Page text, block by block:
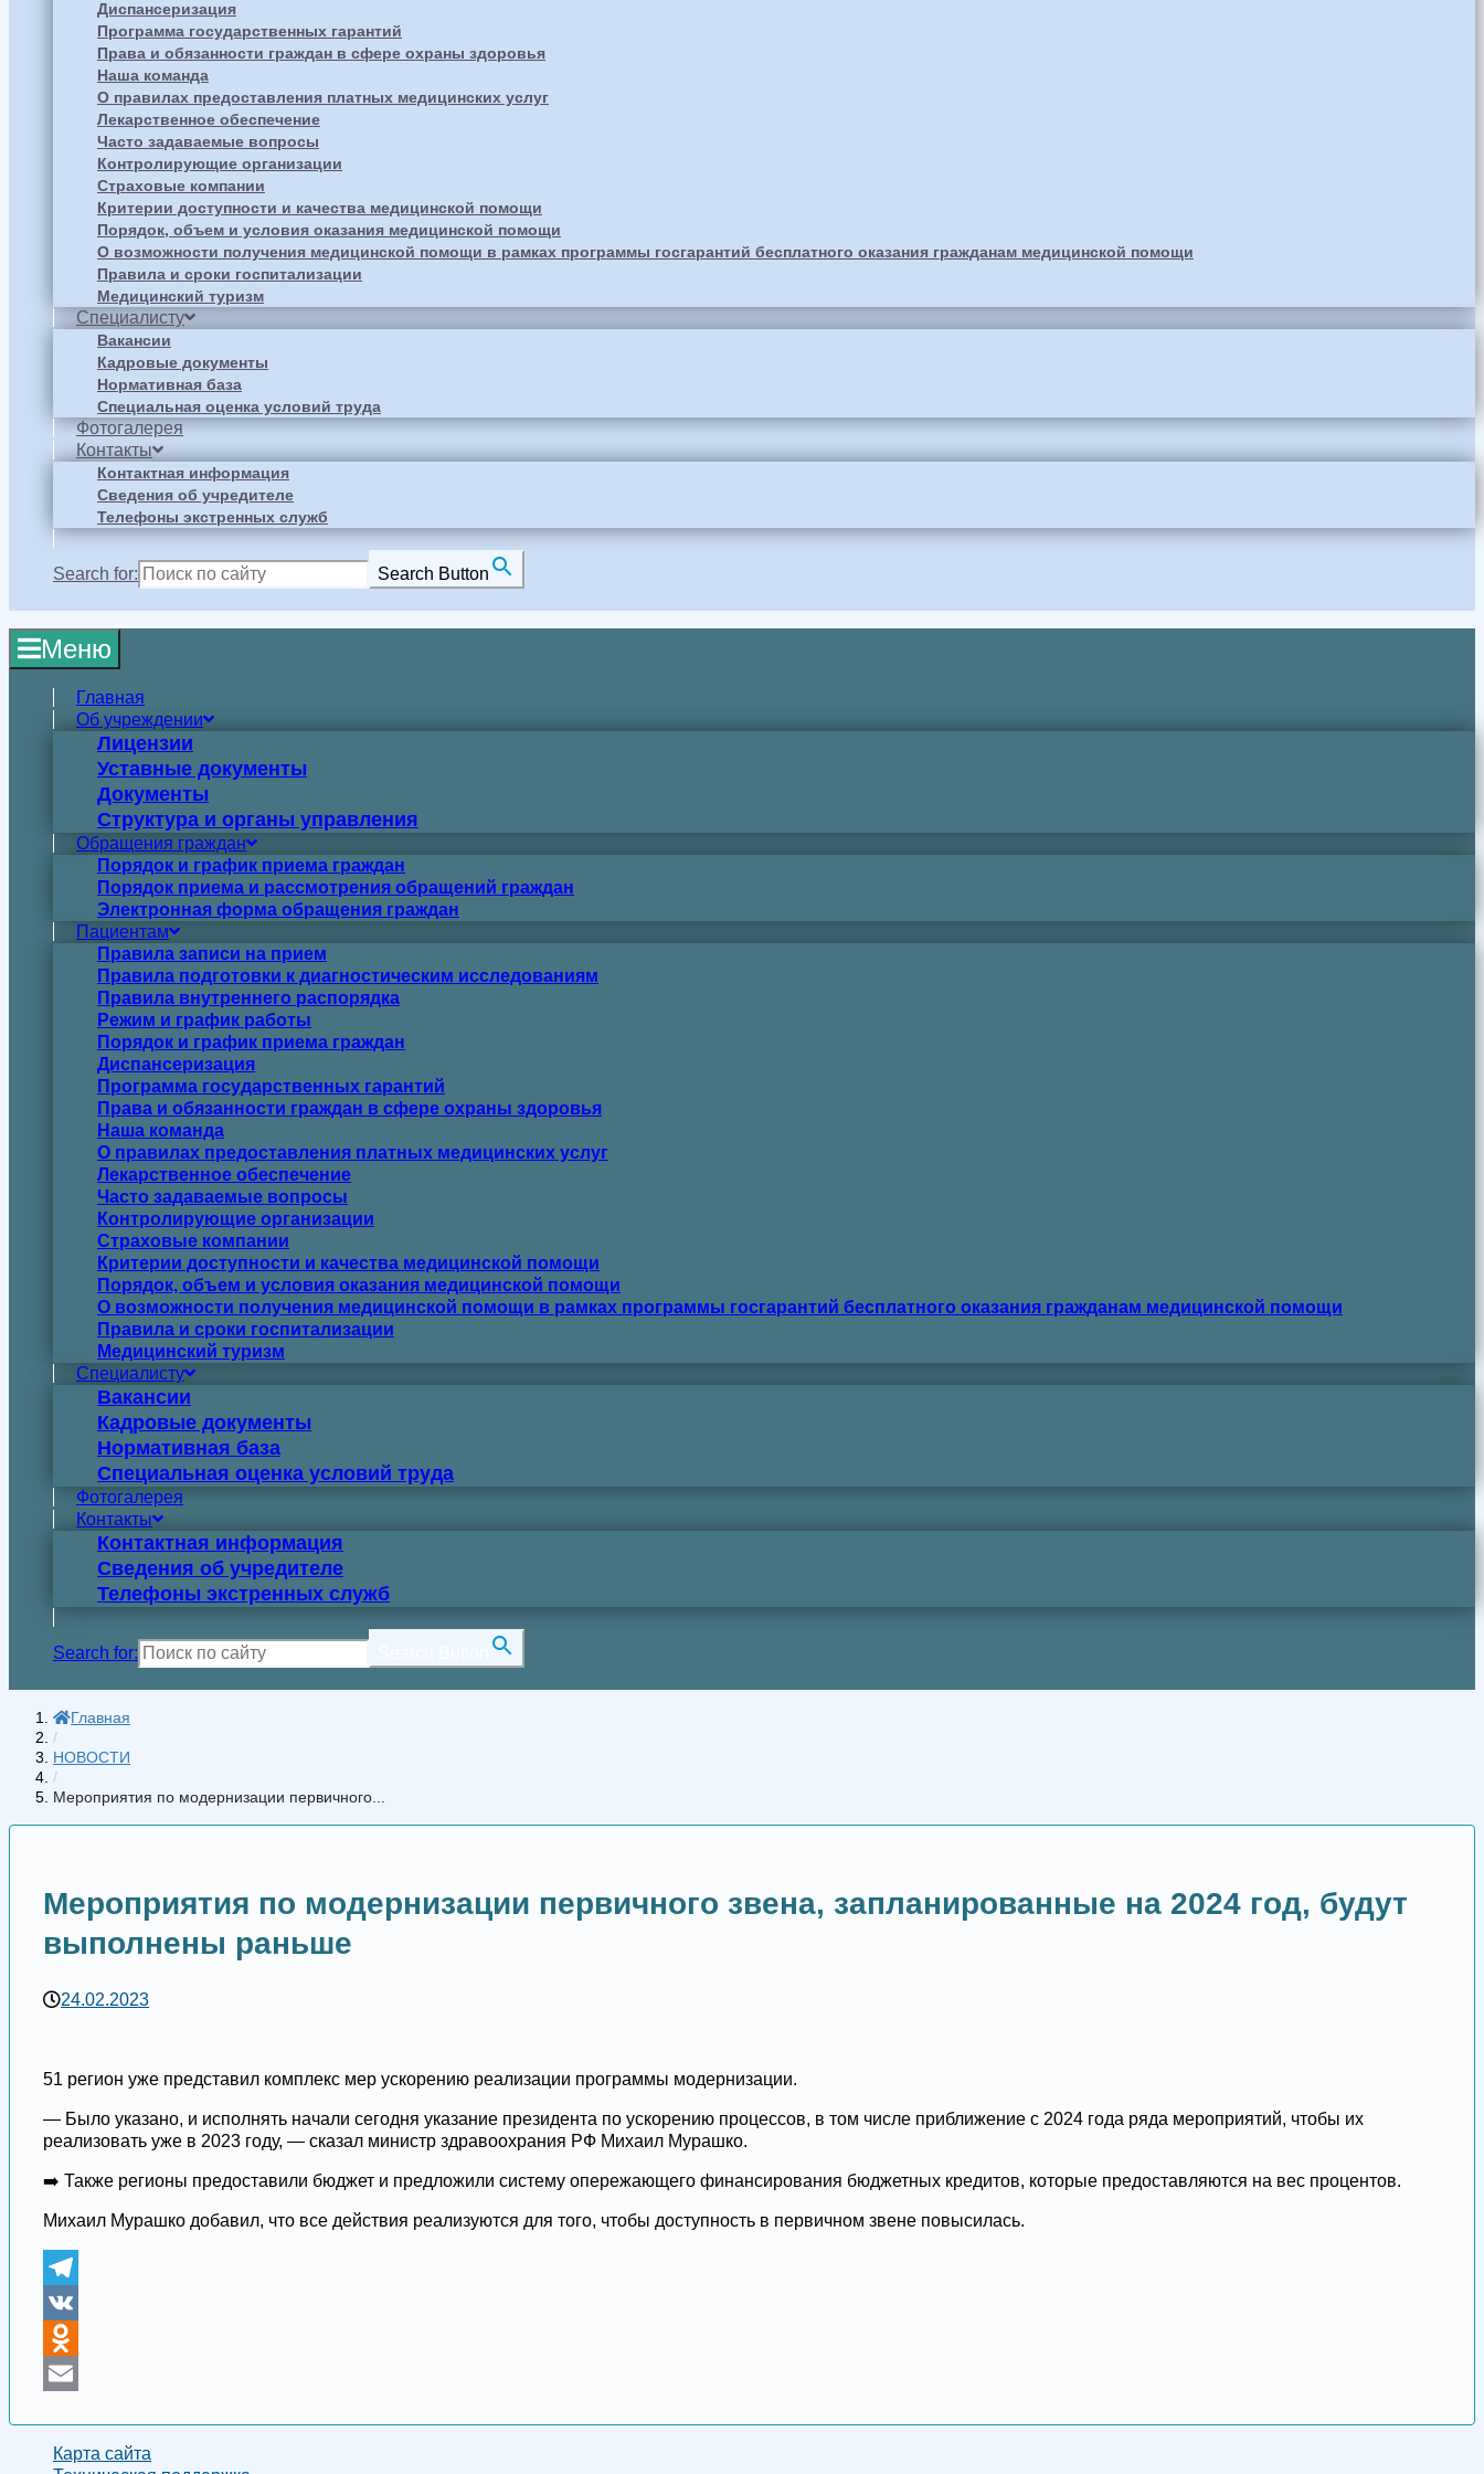
Диспансеризация
Программа государственных гарантий
Права и обязанности граждан в сфере охраны здоровья
Наша команда
О правилах предоставления платных медицинских услуг
Лекарственное обеспечение
Часто задаваемые вопросы
Контролирующие организации
Страховые компании
Критерии доступности и качества медицинской помощи
Порядок, объем и условия оказания медицинской помощи
О возможности получения медицинской помощи в рамках программы госгарантий бесплатного оказания гражданам медицинской помощи
Правила и сроки госпитализации
Медицинский туризм
Специалисту
Вакансии
Кадровые документы
Нормативная база
Специальная оценка условий труда
Фотогалерея
Контакты
Контактная информация
Сведения об учредителе
Телефоны экстренных служб
Search for: Search Button
Меню
Главная
Об учреждении
Лицензии
Уставные документы
Документы
Структура и органы управления
Обращения граждан
Порядок и график приема граждан
Порядок приема и рассмотрения обращений граждан
Электронная форма обращения граждан
Пациентам
Правила записи на прием
Правила подготовки к диагностическим исследованиям
Правила внутреннего распорядка
Режим и график работы
Порядок и график приема граждан
Диспансеризация
Программа государственных гарантий
Права и обязанности граждан в сфере охраны здоровья
Наша команда
О правилах предоставления платных медицинских услуг
Лекарственное обеспечение
Часто задаваемые вопросы
Контролирующие организации
Страховые компании
Критерии доступности и качества медицинской помощи
Порядок, объем и условия оказания медицинской помощи
О возможности получения медицинской помощи в рамках программы госгарантий бесплатного оказания гражданам медицинской помощи
Правила и сроки госпитализации
Медицинский туризм
Специалисту
Вакансии
Кадровые документы
Нормативная база
Специальная оценка условий труда
Фотогалерея
Контакты
Контактная информация
Сведения об учредителе
Телефоны экстренных служб
Search for:
Главная
/
НОВОСТИ
/
Мероприятия по модернизации первичного...
Мероприятия по модернизации первичного звена, запланированные на 2024 год, будут
выполнены раньше
24.02.2023
51 регион уже представил комплекс мер ускорению реализации программы модернизации.
— Было указано, и исполнять начали сегодня указание президента по ускорению процессов, в том числе приближение с 2024 года ряда мероприятий, чтобы их
реализовать уже в 2023 году, — сказал министр здравоохрания РФ Михаил Мурашко.
➡️ Также регионы предоставили бюджет и предложили систему опережающего финансирования бюджетных кредитов, которые предоставляются на вес процентов.
Михаил Мурашко добавил, что все действия реализуются для того, чтобы доступность в первичном звене повысилась.
Telegram
VK
Odnoklassniki
Карта сайта